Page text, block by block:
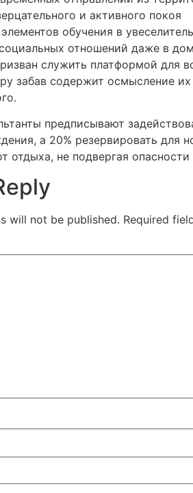
и активного покоя
обучения в
отношений даже в
служить платформой для
забав содержит осмысление
предписывают
а 20% резервировать для
отдыха, не подвергая
will not be published. Required